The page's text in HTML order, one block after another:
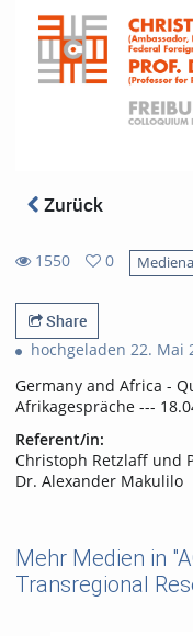
Zurück
1550
views
0
favorites
Share
hochgeladen 22. Mai
Germany and Africa -
Afrikagespräche ---
Referent/in:
Christoph Retzlaff und
Dr. Alexander Makulilo
Mehr Medien in
Transregional